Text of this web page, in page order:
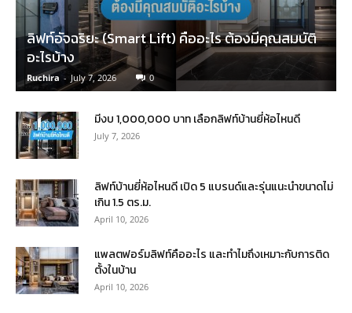
ลิฟท์อัจฉริยะ (Smart Lift) คืออะไร ต้องมีคุณสมบัติ
อะไรบ้าง
Ruchira - July 7, 2026 0
มีงบ 1,000,000 บาท เลือกลิฟท์บ้านยี่ห้อไหนดี
July 7, 2026
ลิฟท์บ้านยี่ห้อไหนดี เปิด 5 แบรนด์และรุ่นแนะนำขนาดไม่
เกิน 1.5 ตร.ม.
April 10, 2026
แพลตฟอร์มลิฟท์คืออะไร และทำไมถึงเหมาะกับการติด
ตั้งในบ้าน
April 10, 2026